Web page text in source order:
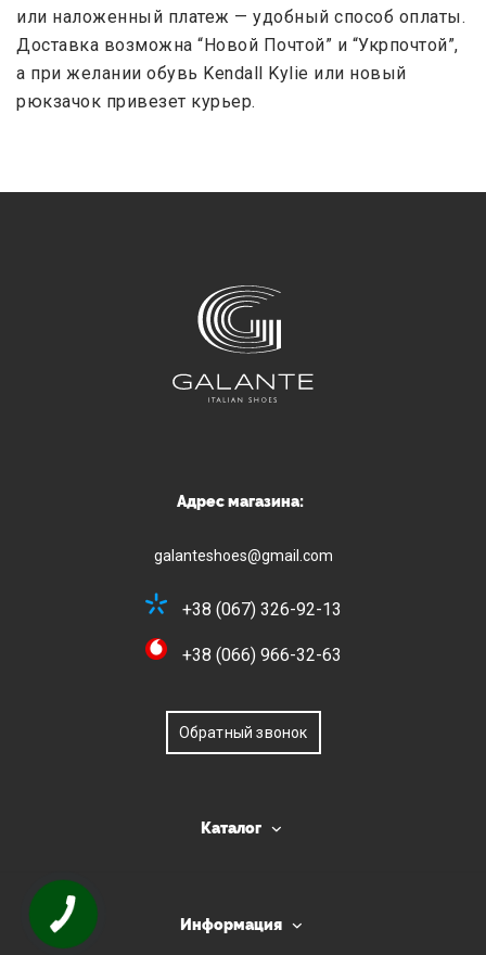
или наложенный платеж — удобный способ оплаты.
Доставка возможна “Новой Почтой” и “Укрпочтой”,
а при желании обувь Kendall Kylie или новый
рюкзачок привезет курьер.
Адрес магазина:
galanteshoes@gmail.com
+38 (067) 326-92-13
+38 (066) 966-32-63
Обратный звонок
Каталог
Информация